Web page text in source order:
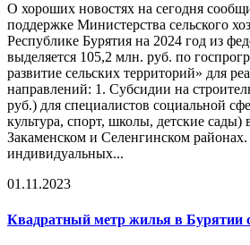
О хороших новостях на сегодня
поддержке Министерства сельского
Республике Бурятия на 2024 год из
выделяется 105,2 млн. руб. по
развитие сельских территорий» для
направлений: 1. Субсидии на
руб.) для специалистов социальной
культура, спорт, школы, детские сады)
Закаменском и Селенгинском
индивидуальных...
01.11.2023
Квадратный метр жилья в Бурятии